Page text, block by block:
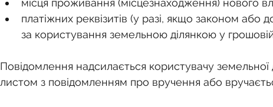
місця проживання (місцезнаходження) нового
платіжних реквізитів (у разі, якщо законом або
за користування земельною ділянкою у
Повідомлення надсилається користувачу
листом з повідомленням про вручення або